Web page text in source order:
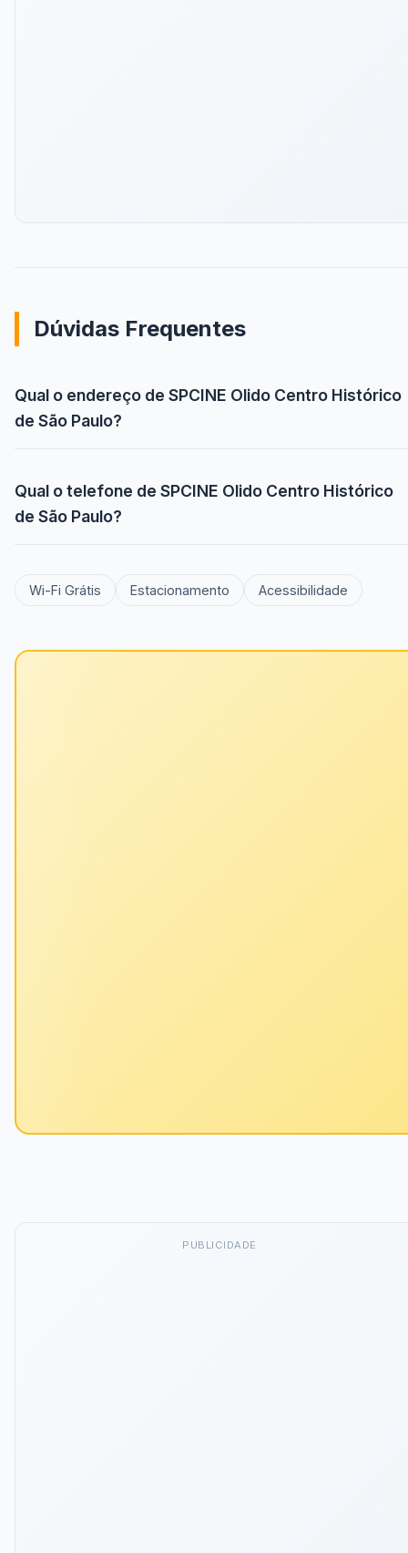
Dúvidas Frequentes
Qual o endereço de SPCINE Olido Centro Histórico
de São Paulo?
Qual o telefone de SPCINE Olido Centro Histórico
de São Paulo?
Wi-Fi Grátis Estacionamento Acessibilidade
PUBLICIDADE